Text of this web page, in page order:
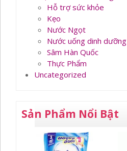
Hỗ trợ sức khỏe
Kẹo
Nước Ngọt
Nước uống dinh dưỡng
Sâm Hàn Quốc
Thực Phẩm
Uncategorized
Sản Phẩm Nổi Bật